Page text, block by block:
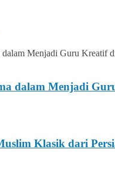
dalam Menjadi
Klasik dari